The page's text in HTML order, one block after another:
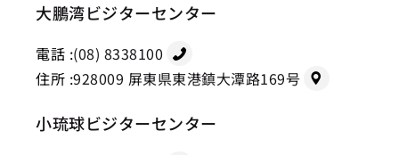
大鵬湾ビジターセンター
電話 :(08) 8338100
住所 :928009 屏東県東港鎮大潭路169号
小琉球ビジターセンター